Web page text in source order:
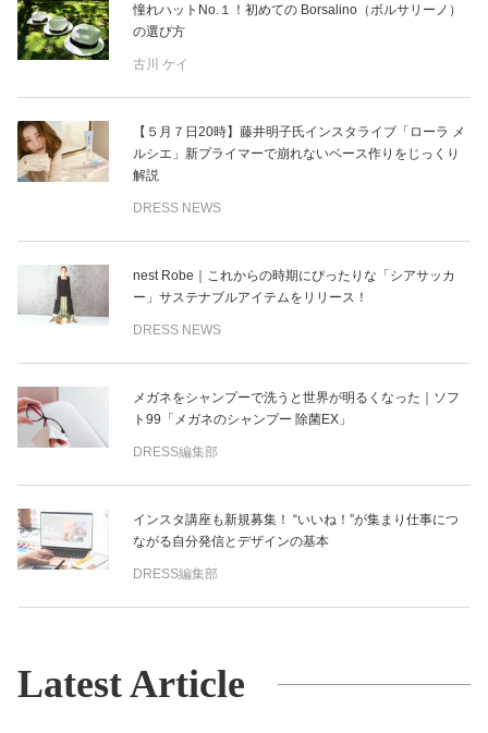
憧れハットNo.１！初めての Borsalino（ボルサリーノ）
の選び方
古川 ケイ
【５月７日20時】藤井明子氏インスタライブ「ローラ メ
ルシエ」新プライマーで崩れないベース作りをじっくり
解説
DRESS NEWS
nest Robe｜これからの時期にぴったりな「シアサッカ
ー」サステナブルアイテムをリリース！
DRESS NEWS
メガネをシャンプーで洗うと世界が明るくなった｜ソフ
ト99「メガネのシャンプー 除菌EX」
DRESS編集部
インスタ講座も新規募集！ “いいね！”が集まり仕事につ
ながる自分発信とデザインの基本
DRESS編集部
Latest Article